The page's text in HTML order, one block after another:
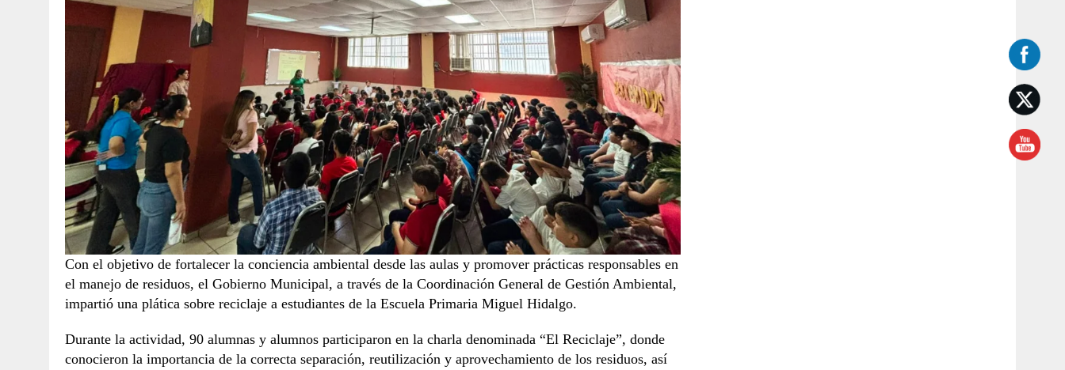
Con el objetivo de fortalecer la conciencia ambiental desde las aulas y promover prácticas responsables en
el manejo de residuos, el Gobierno Municipal, a través de la Coordinación General de Gestión Ambiental,
impartió una plática sobre reciclaje a estudiantes de la Escuela Primaria Miguel Hidalgo.
Durante la actividad, 90 alumnas y alumnos participaron en la charla denominada “El Reciclaje”, donde
conocieron la importancia de la correcta separación, reutilización y aprovechamiento de los residuos, así